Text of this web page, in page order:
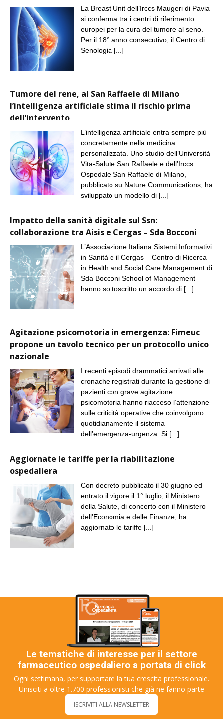
La Breast Unit dell’Irccs Maugeri di Pavia
si conferma tra i centri di riferimento
europei per la cura del tumore al seno.
Per il 18° anno consecutivo, il Centro di
Senologia [...]
Tumore del rene, al San Raffaele di Milano
l’intelligenza artificiale stima il rischio prima
dell’intervento
L’intelligenza artificiale entra sempre più
concretamente nella medicina
personalizzata. Uno studio dell’Università
Vita-Salute San Raffaele e dell’Irccs
Ospedale San Raffaele di Milano,
pubblicato su Nature Communications, ha
sviluppato un modello di [...]
Impatto della sanità digitale sul Ssn:
collaborazione tra Aisis e Cergas – Sda Bocconi
L’Associazione Italiana Sistemi Informativi
in Sanità e il Cergas – Centro di Ricerca
in Health and Social Care Management di
Sda Bocconi School of Management
hanno sottoscritto un accordo di [...]
Agitazione psicomotoria in emergenza: Fimeuc
propone un tavolo tecnico per un protocollo unico
nazionale
I recenti episodi drammatici arrivati alle
cronache registrati durante la gestione di
pazienti con grave agitazione
psicomotoria hanno riacceso l’attenzione
sulle criticità operative che coinvolgono
quotidianamente il sistema
dell’emergenza-urgenza. Si [...]
Aggiornate le tariffe per la riabilitazione
ospedaliera
Con decreto pubblicato il 30 giugno ed
entrato il vigore il 1° luglio, il Ministero
della Salute, di concerto con il Ministero
dell’Economia e delle Finanze, ha
aggiornato le tariffe [...]
Le tematiche di interesse per il settore
farmaceutico ospedaliero a portata di click
Ogni settimana, per supportare la tua crescita professionale.
Unisciti a oltre 1.700 professionisti che già ne fanno parte
ISCRIVITI ALLA NEWSLETTER